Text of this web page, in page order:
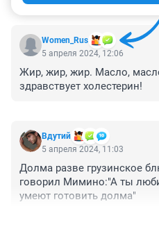
Women_Rus
5 апреля 2024, 12:06
Жир, жир, жир. Масло,
здравствует холестерин!
Вдутий
5 апреля 2024, 11:03
Долма разве грузинское
говорил Мимино:"А ты
умеют готовить долма"